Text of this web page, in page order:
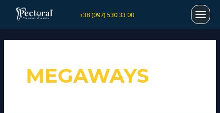
Перейти
+38 (097) 530 33 00
MEGAWAYS